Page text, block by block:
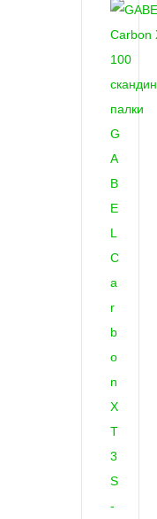
G
A
B
E
L
C
a
r
b
o
n
X
T
3
S
-